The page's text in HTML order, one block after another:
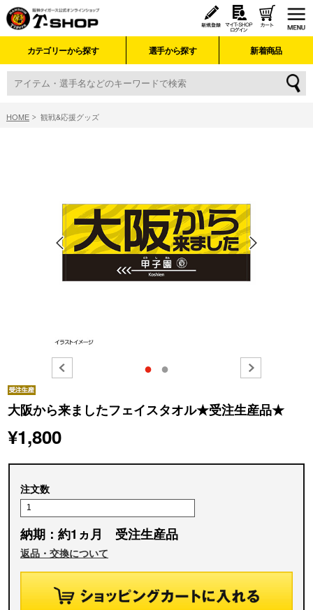
カテゴリーから探す 選手から探す 新着商品
HOME 観戦&応援グッズ
● ●
大阪から来ましたフェイスタオル★受注生産品★
¥1,800
注文数
納期：約1ヵ月 受注生産品
返品・交換について